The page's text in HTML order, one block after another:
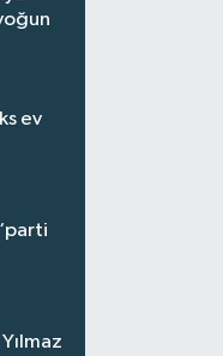
ev